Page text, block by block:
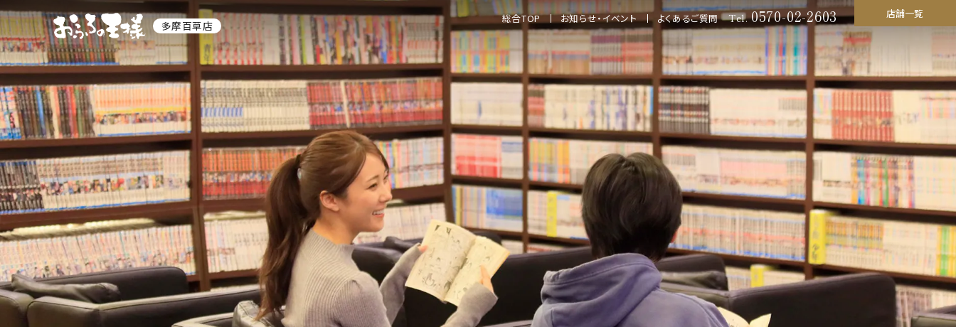
多摩百草店
総合TOP お知らせ・イベント よくあるご質問 Tel.0570-02-2603 店舗一覧
東京
おふろの王様大井町店 多摩百草店
おふろの王様花小金井店
神奈川
おふろの王様 海老名店 おふろの王様高座渋谷駅前店
おふろの王様港南台店 おふろの王様瀬谷店
おふろの王様 町田店